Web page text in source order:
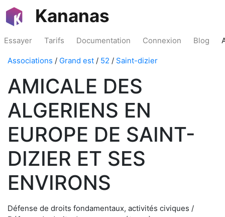
Kananas
Essayer Tarifs Documentation Connexion Blog
Associations / Grand est / 52 / Saint-dizier
AMICALE DES
ALGERIENS EN
EUROPE DE SAINT-
DIZIER ET SES
ENVIRONS
Défense de droits fondamentaux, activités civiques /